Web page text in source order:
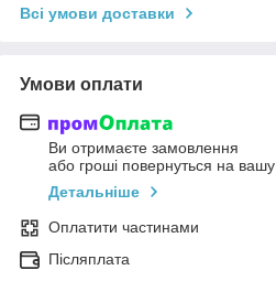
Всі умови доставки
Умови оплати
Ви отримаєте замовлення
або гроші повернуться на вашу
Детальніше
Оплатити частинами
Післяплата